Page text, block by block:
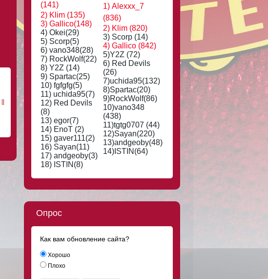
||
(141)
2) Klim (135)
3) Gallico(148)
4) Okei(29)
5) Scorp(5)
6) vano348(28)
7) RockWolf(22)
8) Y2Z (14)
9) Spartac(25)
10) fgfgfg(5)
11) uchida95(7)
12) Red Devils
(8)
13) egor(7)
14) EnoT (2)
15) gaver111(2)
16) Sayan(11)
17) andgeoby(3)
18) ISTIN(8)
1) Alexxx_7
(836)
2) Klim (820)
3) Scorp (14)
4) Gallico (842)
5)Y2Z (72)
6) Red Devils
(26)
7)uchida95(132)
8)Spartac(20)
9)RockWolf(86)
10)vano348
(438)
11)tgtg0707 (44)
12)Sayan(220)
13)andgeoby(48)
14)ISTIN(64)
Опрос
Как вам обновление сайта?
Хорошо
Плохо